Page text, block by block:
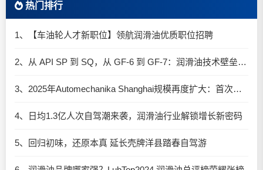
热门排行
1、【车油轮人才新职位】领航润滑油优质职位招聘
2、从 API SP 到 SQ，从 GF-6 到 GF-7：润滑油技术壁垒再升高，你准备好了吗？
3、2025年Automechanika Shanghai规模再度扩大：首次启用国家会展中心（上海）全部15个展馆
4、日均1.3亿人次自驾潮来袭，润滑油行业解锁增长新密码​
5、回归初味，还原本真 延长壳牌洋县踏春自驾游